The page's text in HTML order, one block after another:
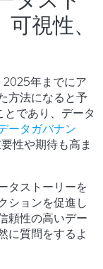
視性、
2025年までにア
方法になると予
であり、データ
ータガバナン
性や期待も高ま
タストーリーを
ションを促進し
頼性の高いデー
に質問をするよ